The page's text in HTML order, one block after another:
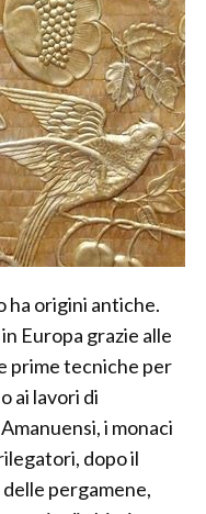
ha origini antiche.
Europa grazie alle
prime tecniche per
ai lavori di
i monaci
dopo il
pergamene,